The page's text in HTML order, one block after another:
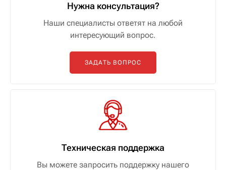
Нужна консультация?
Наши специалисты ответят на любой
интересующий вопрос.
ЗАДАТЬ ВОПРОС
Техническая поддержка
Вы можете запросить поддержку нашего